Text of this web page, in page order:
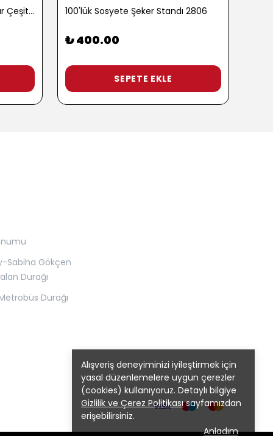
Alışveriş deneyiminizi iyileştirmek için
yasal düzenlemelere uygun çerezler
(cookies) kullanıyoruz. Detaylı bilgiye
Gizlilik ve Çerez Politikasısayfamızdan
erişebilirsiniz.
Anladım
100 gr. Baharatlı Patlamış Mısır Çeşitleri - 2762-3 100'lük Sosyete Şeker Standı 2806
₺ 400.00
SEPETE EKLE
Sabiha Gökçen
Durağı
Durağı